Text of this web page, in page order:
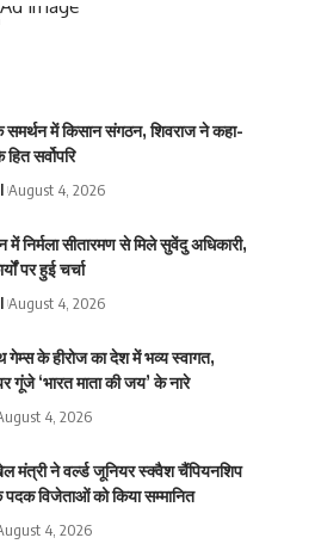
में किसान संगठन, शिवराज ने कहा-
सर्वोपरि
August 4, 2026
निर्मला सीतारमण से मिले सुवेंदु अधिकारी,
पर हुई चर्चा
August 4, 2026
गेम्स के हीरोज का देश में भव्य स्वागत,
गूंजे ‘भारत माता की जय’ के नारे
4, 2026
मंत्री ने वर्ल्ड जूनियर स्क्वैश चैंपियनशिप
विजेताओं को किया सम्मानित
4, 2026